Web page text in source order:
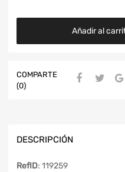
Añadir al
COMPARTE
(0)
DESCRIPCIÓN
RefID: 119259